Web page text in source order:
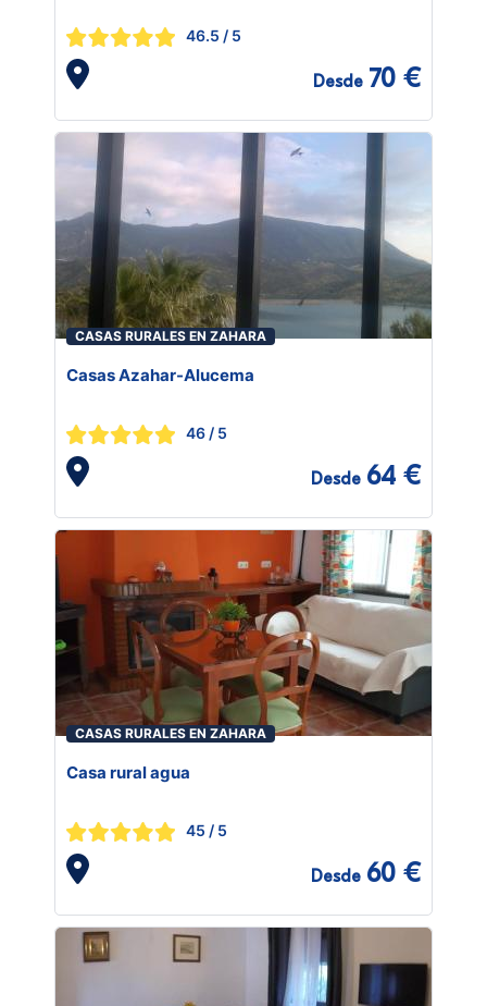
46.5 / 5
Desde 70 €
CASAS RURALES EN ZAHARA
Casas Azahar-Alucema
46 / 5
Desde 64 €
CASAS RURALES EN ZAHARA
Casa rural agua
45 / 5
Desde 60 €